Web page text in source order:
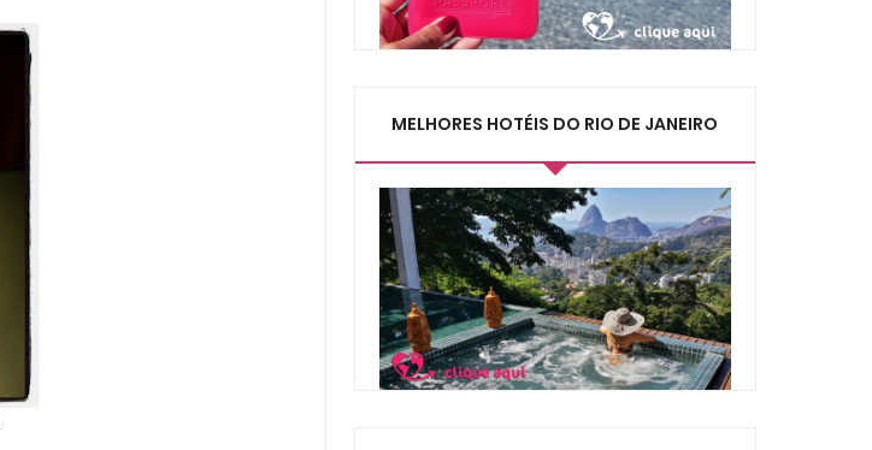
MELHORES HOTÉIS DO RIO DE JANEIRO